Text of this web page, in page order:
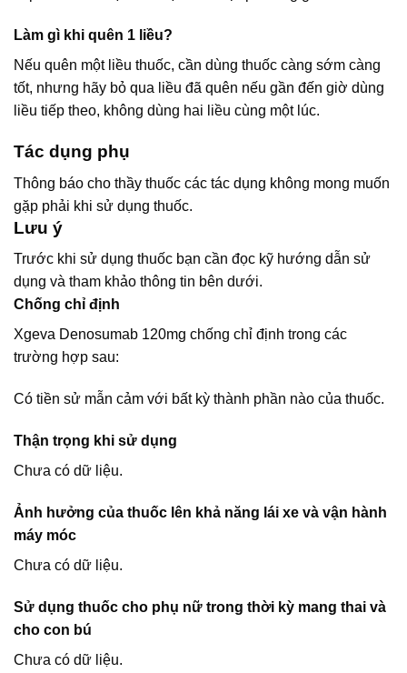
Làm gì khi quên 1 liều?
Nếu quên một liều thuốc, cần dùng thuốc càng sớm càng
tốt, nhưng hãy bỏ qua liều đã quên nếu gần đến giờ dùng
liều tiếp theo, không dùng hai liều cùng một lúc.
Tác dụng phụ
Thông báo cho thầy thuốc các tác dụng không mong muốn
gặp phải khi sử dụng thuốc.
Lưu ý
Trước khi sử dụng thuốc bạn cần đọc kỹ hướng dẫn sử
dụng và tham khảo thông tin bên dưới.
Chống chỉ định
Xgeva Denosumab 120mg chống chỉ định trong các
trường hợp sau:
Có tiền sử mẫn cảm với bất kỳ thành phần nào của thuốc.
Thận trọng khi sử dụng
Chưa có dữ liệu.
Ảnh hưởng của thuốc lên khả năng lái xe và vận hành
máy móc
Chưa có dữ liệu.
Sử dụng thuốc cho phụ nữ trong thời kỳ mang thai và
cho con bú
Chưa có dữ liệu.